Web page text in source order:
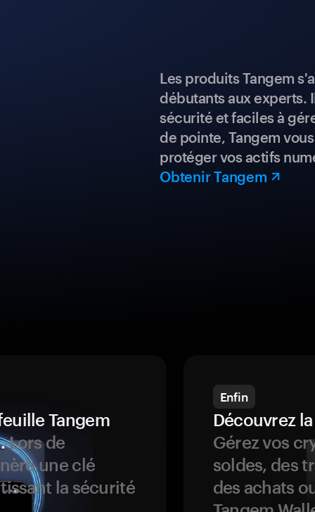
Les produits Tangem
débutants aux experts.
sécurité et faciles à
de pointe, Tangem
protéger vos actifs
Obtenir Tangem
Tangem
Lors de
une clé
la sécurité
Enfin
Découvrez
Gérez vos
soldes, des
des achats